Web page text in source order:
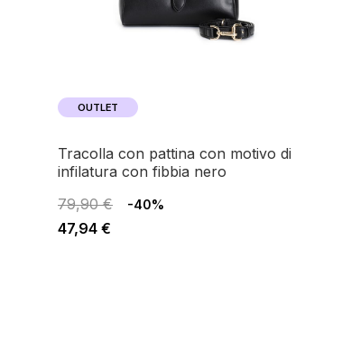
OUTLET
tracolla con pattina con motivo di
infilatura con fibbia nero
79,90 €
-40%
47,94 €